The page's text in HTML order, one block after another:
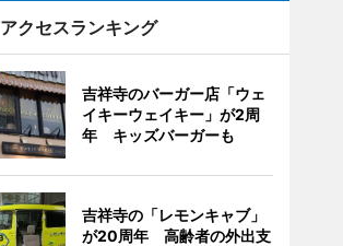
アクセスランキング
吉祥寺のバーガー店「ウェ
イキーウェイキー」が2周
年 キッズバーガーも
吉祥寺の「レモンキャブ」
が20周年 高齢者の外出支